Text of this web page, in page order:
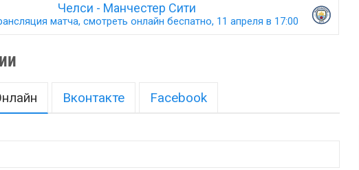
Челси - Манчестер Сити
матча, смотреть онлайн беспатно, 11 апреля в 17:00
Вконтакте Facebook